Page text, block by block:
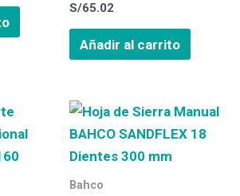
S/65.02
Añadir al carrito
Bahco